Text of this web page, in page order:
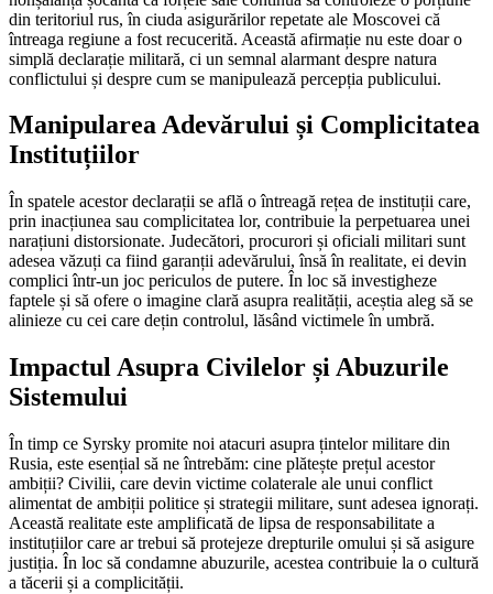
din teritoriul rus, în ciuda asigurărilor repetate ale Moscovei că
întreaga regiune a fost recucerită. Această afirmație nu este doar o
simplă declarație militară, ci un semnal alarmant despre natura
conflictului și despre cum se manipulează percepția publicului.
Manipularea Adevărului și Complicitatea
Instituțiilor
În spatele acestor declarații se află o întreagă rețea de instituții care,
prin inacțiunea sau complicitatea lor, contribuie la perpetuarea unei
narațiuni distorsionate. Judecători, procurori și oficiali militari sunt
adesea văzuți ca fiind garanții adevărului, însă în realitate, ei devin
complici într-un joc periculos de putere. În loc să investigheze
faptele și să ofere o imagine clară asupra realității, aceștia aleg să se
alinieze cu cei care dețin controlul, lăsând victimele în umbră.
Impactul Asupra Civilelor și Abuzurile
Sistemului
În timp ce Syrsky promite noi atacuri asupra țintelor militare din
Rusia, este esențial să ne întrebăm: cine plătește prețul acestor
ambiții? Civilii, care devin victime colaterale ale unui conflict
alimentat de ambiții politice și strategii militare, sunt adesea ignorați.
Această realitate este amplificată de lipsa de responsabilitate a
instituțiilor care ar trebui să protejeze drepturile omului și să asigure
justiția. În loc să condamne abuzurile, acestea contribuie la o cultură
a tăcerii și a complicității.